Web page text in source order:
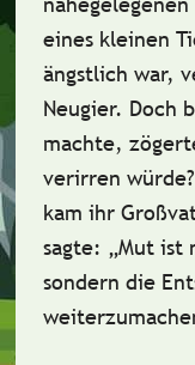
eines kleinen
ängstlich war,
Neugier. Doch
machte,
verirren
kam ihr
sagte: „Mut ist
sondern die